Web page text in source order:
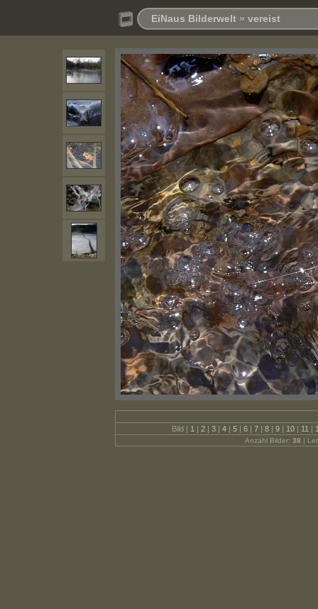
EiNaus Bilderwelt » vereist
Bild | 1 | 2 | 3 | 4 | 5 | 6 | 7 | 8 | 9 | 10 | 11 |
Anzahl Bilder: 38 |